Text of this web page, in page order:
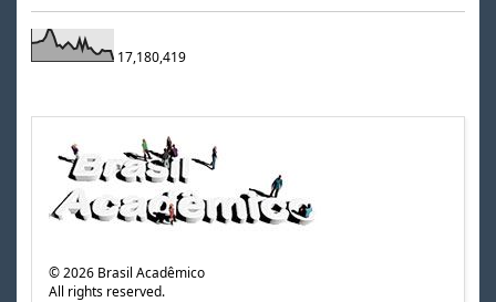
17,180,419
©2026 Brasil Acadêmico
All rights reserved.